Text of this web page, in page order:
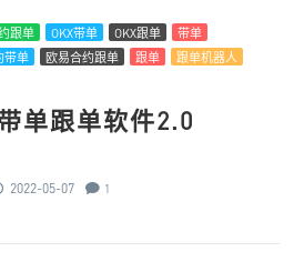
跟单 OKX带单 OKX跟单
带单
带单 欧易合约跟单 跟单
跟单机器人
单跟单软件2.0
2022-05-07 1